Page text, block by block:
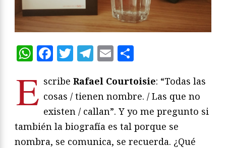
WhatsApp
Facebook
Twitter
Telegram
Email
E scribe Rafael Courtoisie: “Todas las
cosas / tienen nombre. / Las que no
existen / callan”. Y yo me pregunto si
también la biografía es tal porque se
nombra, se comunica, se recuerda. ¿Qué